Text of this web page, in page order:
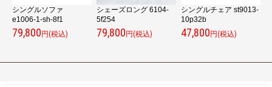
シングルソファ
e1006-1-sh-8f1
79,800 円(税込)
シェーズロング 6104-
5f254
79,800 円(税込)
シングルチェア st9013-
10p32b
47,800 円(税込)